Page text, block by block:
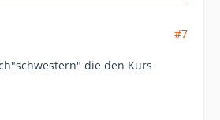
#7
die den Kurs